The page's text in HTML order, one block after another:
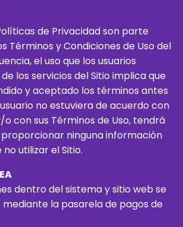
de Privacidad son parte
Términos y Condiciones de Uso del
el uso que los usuarios
los servicios del Sitio implica que
y aceptado los términos antes
no estuviera de acuerdo con
con sus Términos de Uso, tendrá
ninguna información
utilizar el Sitio.
dentro del sistema y sitio web se
la pasarela de pagos de